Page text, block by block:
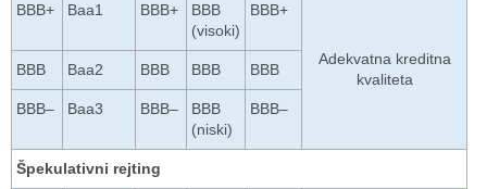
BBB+ Baa1 BBB+
BBB
(visoki)
BBB+
Adekvatna kreditna
kvaliteta
BBB Baa2 BBB BBB BBB
BBB– Baa3 BBB–
BBB
(niski)
BBB–
Špekulativni rejting